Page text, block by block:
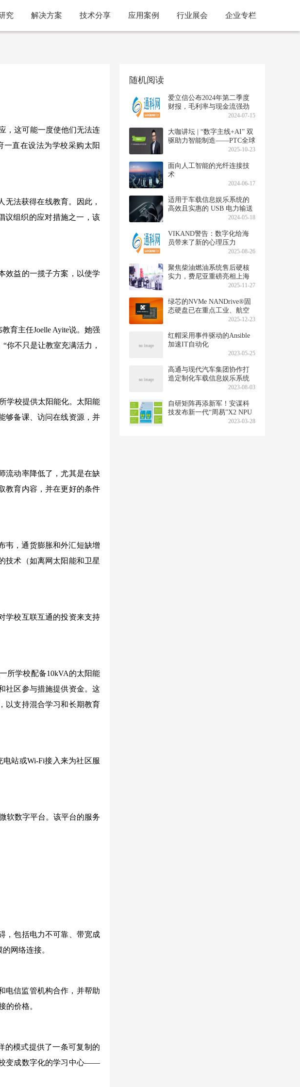
究 解决方案 技术分享 应用案例 行业展会 企业专栏
，这可能一度使他们无法连
直在设法为学校采购太阳
无法获得在线教育。因此，
议组织的应对措施之一，该
效益的一揽子方案，以使学
育主任Joelle Ayite说。她强
你不只是让教室充满活力，
学校提供太阳能化。太阳能
够备课、访问在线资源，并
流动率降低了，尤其是在缺
教育内容，并在更好的条件
韦，通货膨胀和外汇短缺增
技术（如离网太阳能和卫星
学校互联互通的投资来支持
所学校配备10kVA的太阳能
社区参与措施提供资金。这
以支持混合学习和长期教育
站或Wi-Fi接入来为社区服
软数字平台。该平台的服务
，包括电力不可靠、带宽成
网络连接。
电信监管机构合作，并帮助
的价格。
的模式提供了一条可复制的
校变成数字化的学习中心——
随机阅读
爱立信公布2024年第二季度
财报，毛利率与现金流强劲
2024-07-15
大咖讲坛 | “数字主线+AI” 双
驱助力智能制造——PTC全球
资深副总裁兼大中华区总裁
2025-10-23
面向人工智能的光纤连接技
术
2024-06-17
适用于车载信息娱乐系统的
高效且实惠的 USB 电力输送
2024-05-18
VIKAND警告：数字化给海
员带来了新的心理压力
2025-08-26
聚焦柴油燃油系统售后硬核
实力，费尼亚重磅亮相上海
2025-11-27
绿芯的NVMe NANDrive®固
态硬盘已在重点工业、航空
航天和关键领域的项目中被
2025-12-23
红帽采用事件驱动的Ansible
加速IT自动化
2023-05-25
高通与现代汽车集团协作打
造定制化车载信息娱乐系统
2023-08-03
自研矩阵再添新军！安谋科
技发布新一代“周易”X2 NPU
2023-03-28